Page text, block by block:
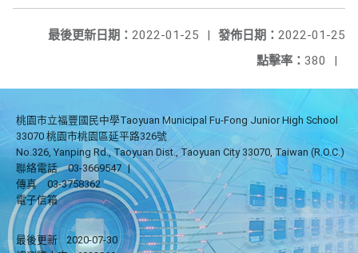
發佈日期： 2022-01-25
最後更新日期： 2022-01-25
|
點擊率： 380 |
桃園市立福豐國民中學Taoyuan Municipal Fu-Fong Junior High School
33070 桃園市桃園區延平路326號
No.326, Yanping Rd., Taoyuan Dist., Taoyuan City 33070, Taiwan (R.O.C.)
聯絡電話
03-3669547 |
傳真
03-3758362
電子信箱
最後更新
2020-07-30